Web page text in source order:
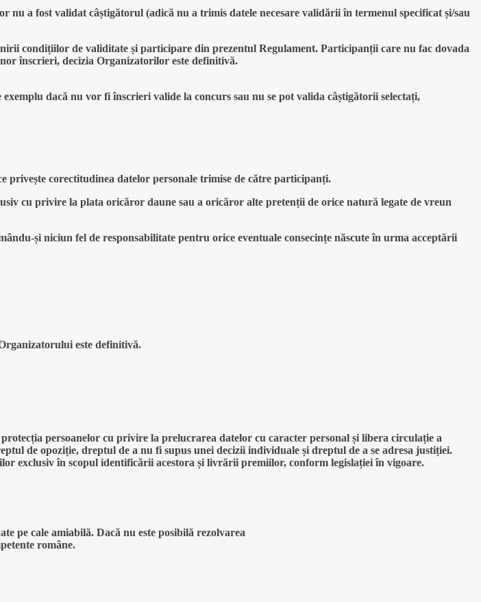
a fost validat câștigătorul (adică nu a trimis datele necesare validării în termenul specificat și/sau
condițiilor de validitate și participare din prezentul Regulament. Participanții care nu fac dovada
înscrieri, decizia Organizatorilor este definitivă.
dacă nu vor fi înscrieri valide la concurs sau nu se pot valida câștigătorii selectați,
corectitudinea datelor personale trimise de către participanți.
cu privire la plata oricăror daune sau a oricăror alte pretenții de orice natură legate de vreun
și niciun fel de responsabilitate pentru orice eventuale consecințe născute în urma acceptării
este definitivă.
persoanelor cu privire la prelucrarea datelor cu caracter personal și libera circulație a
de opoziție, dreptul de a nu fi supus unei decizii individuale și dreptul de a se adresa justiției.
exclusiv în scopul identificării acestora și livrării premiilor, conform legislației în vigoare.
pe cale amiabilă. Dacă nu este posibilă rezolvarea
române.